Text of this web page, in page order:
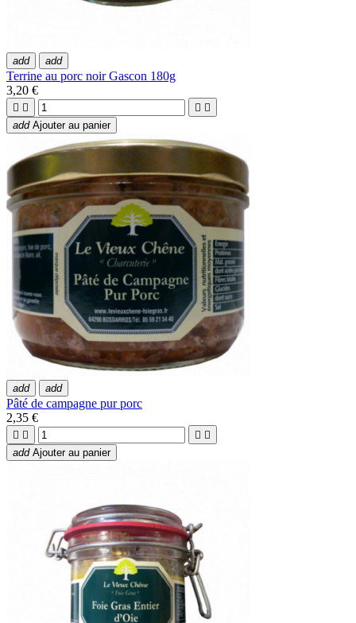
add add
Terrine au porc noir Gascon 180g
3,20 €
   
add Ajouter au panier
add add
Pâté de campagne pur porc
2,35 €
   
add Ajouter au panier